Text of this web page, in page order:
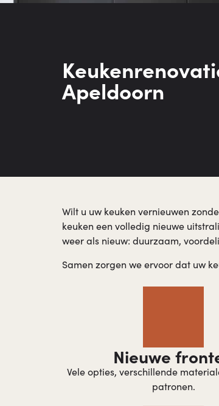
Apeldoorn
Wilt u uw keuken vernieuwen
keuken een volledig nieuwe
weer als nieuw: duurzaam,
Samen zorgen we ervoor dat uw
Nieuwe
Vele opties, verschillende
patronen.